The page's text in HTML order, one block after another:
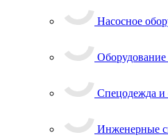
Насосное
Спецодежда и
Инженерные